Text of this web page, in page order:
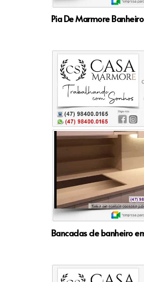
Pia De Marmore
Bancadas de banheiro